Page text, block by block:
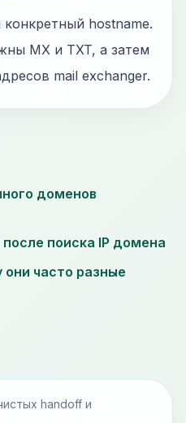
hostname.
MX и TXT, а затем
mail exchanger.
доменов
поиска IP домена
они часто разные
handoff и